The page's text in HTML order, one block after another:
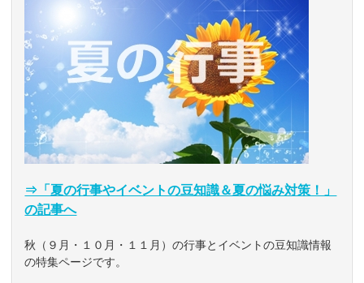
⇒「夏の行事やイベントの豆知識＆夏の悩み対策！」
の記事へ
秋（９月・１０月・１１月）の行事とイベントの豆知識情報
の特集ページです。